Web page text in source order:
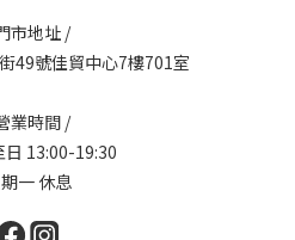
市地址 /
49號佳貿中心7樓701室
業時間 /
日 13:00-19:30
一 休息